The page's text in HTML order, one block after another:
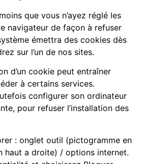
que vous n’ayez réglé les
navigateur de façon à refuser
émettra des cookies dès
sur l’un de nos sites.
d’un cookie peut entraîner
à certains services.
configurer son ordinateur
pour refuser l’installation des
: onglet outil (pictogramme en
haut a droite) / options internet.